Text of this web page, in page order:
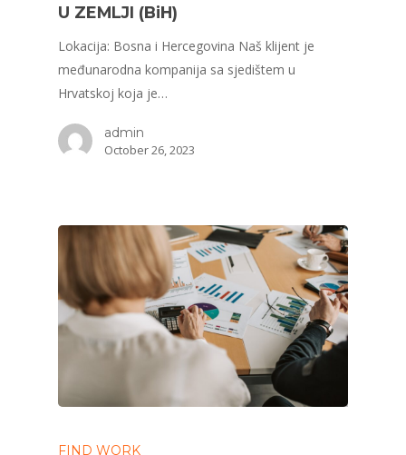
U ZEMLJI (BiH)
Lokacija: Bosna i Hercegovina Naš klijent je
međunarodna kompanija sa sjedištem u
Hrvatskoj koja je…
admin
October 26, 2023
FIND WORK